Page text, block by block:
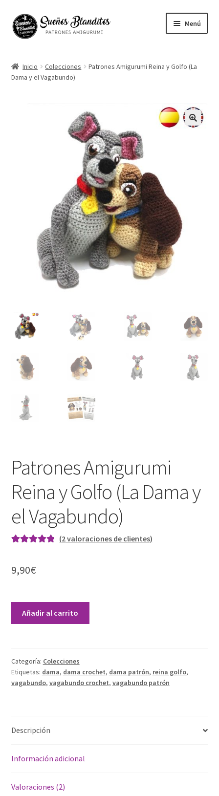
Ir
a
Ir
al
contenido
Menú
Contacto
Inicio Colecciones
Patrones Amigurumi Reina y Golfo (La
Dama y el Vagabundo)
Patrones Amigurumi
Reina y Golfo (La Dama y
el Vagabundo)
base a
(2valoraciones de clientes)
9,90€
(La
Dama
cantidad
Añadir al carrito
t
e
r
i
e
Categoría: Colecciones
Etiquetas: dama, dama crochet, dama patrón, reina golfo,
vagabundo, vagabundo crochet, vagabundo patrón
Descripción
Información adicional
Valoraciones (2)